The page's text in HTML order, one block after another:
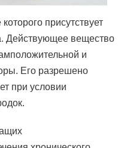
присутствует
Действующее вещество
и
Его разрешено
при условии